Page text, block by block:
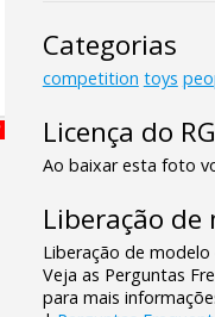
Categorias
competition toys
Licença do
Ao baixar esta foto
Liberação
Liberação de
Veja as Perguntas
para mais